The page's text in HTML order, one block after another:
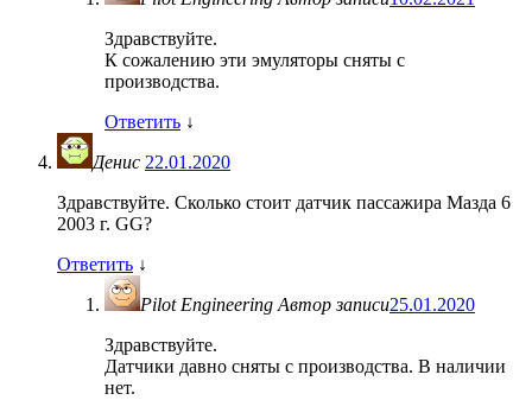
Здравствуйте.
К сожалению эти эмуляторы сняты с
производства.
Ответить ↓
Денис 22.01.2020
Здравствуйте. Сколько стоит датчик пассажира Мазда 6
2003 г. GG?
Ответить ↓
Pilot Engineering Автор записи25.01.2020
Здравствуйте.
Датчики давно сняты с производства. В наличии
нет.